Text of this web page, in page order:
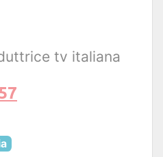
tv italiana